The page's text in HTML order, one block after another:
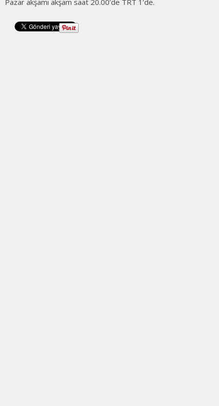
Pazar akşamı akşam saat 20.00’de TRT 1’de.